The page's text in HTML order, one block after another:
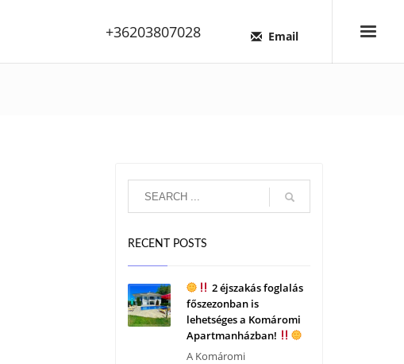
+36203807028 Email
RECENT POSTS
2 éjszakás foglalás
főszezonban is
lehetséges a Komáromi
Apartmanházban!
A Komáromi